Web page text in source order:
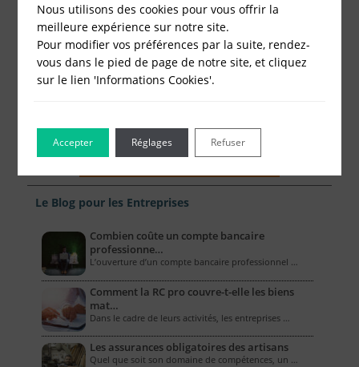
Le Blog pour les Entreprises
Combien coûte un compte bancaire
professionne…
L’ouverture d’un compte bancaire professionnel …
Comment la RC pro couvre-t-elle les biens
mat…
Dans le cadre de leurs activités, les entreprises …
Les assurances obligatoires des artisans
Quel que soit son domaine de compétences, un …
Nous utilisons des cookies pour vous offrir la
meilleure expérience sur notre site.
Pour modifier vos préférences par la suite, rendez-
vous dans le pied de page de notre site, et cliquez
sur le lien 'Informations Cookies'.
Accepter Refuser
Réglages